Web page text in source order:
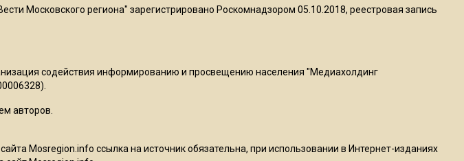
Роман Терюшков назвал
Московского региона" зарегистрировано Роскомнадзором 05.10.2018, реестровая запись
содействия информированию и просвещению населения "Медиахолдинг
авторов.
Mosregion.info ссылка на источник обязательна, при использовании в Интернет-изданиях